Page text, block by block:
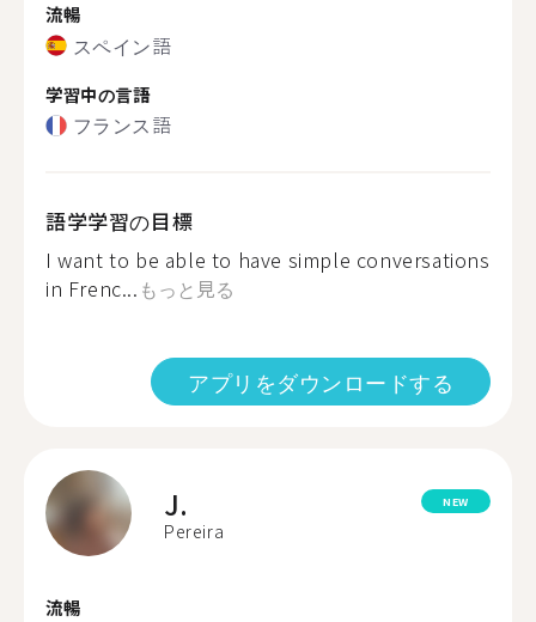
流暢
スペイン語
学習中の言語
フランス語
語学学習の目標
I want to be able to have simple conversations
in Frenc... もっと見る
アプリをダウンロードする
J.
Pereira
NEW
流暢